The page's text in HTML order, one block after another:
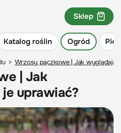
Katalog roślin Ogród
Sklep
> Wrzosy pączkowe | Jak wyglądają?
| Jak
uprawiać?